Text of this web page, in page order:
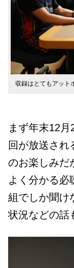
収録はとてもアット
まず年末12
回が放送され
のお楽しみだ
よく分かる必
組でしか聞け
状況などの話